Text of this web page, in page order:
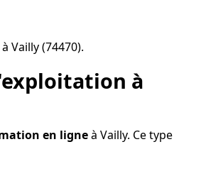
Vailly (74470).
à
en ligneà Vailly. Ce type